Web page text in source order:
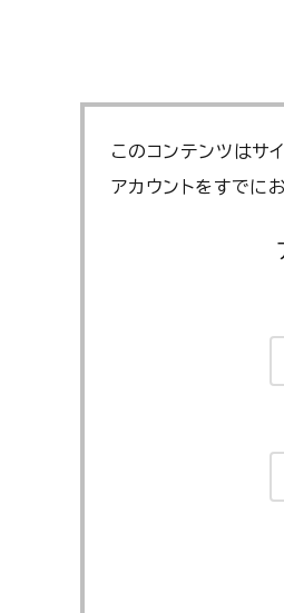
このコンテンツはサ
アカウントをすでに